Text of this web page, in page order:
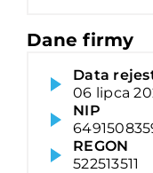
Dane firmy
Data
06 lipca
NIP
REGON
522513511